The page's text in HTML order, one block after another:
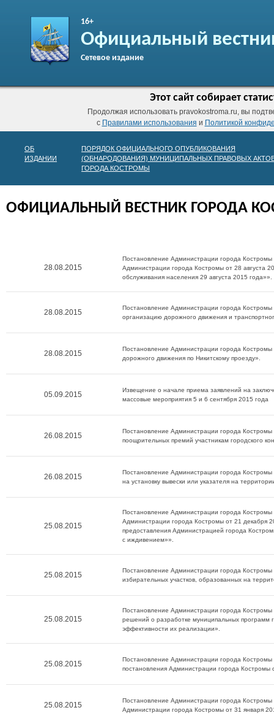
16+
Официальный
Сетевое издание
Этот сайт собирает
Продолжая использовать pravokostroma.ru, вы
с Правилами использования и Политикой
ОБ
ИЗДАНИИ
ПОРЯДОК ОФИЦИАЛЬНОГО ОПУБЛИКОВАНИЯ
(ОБНАРОДОВАНИЯ) МУНИЦИПАЛЬНЫХ ПРАВОВЫХ
ГОРОДА КОСТРОМЫ
ОФИЦИАЛЬНЫЙ ВЕСТНИК ГОРОДА
28.08.2015
Постановление Администрации города
Администрации города Костромы от 28 августа
обслуживания населения 29 августа 2015 года»».
28.08.2015
Постановление Администрации города
организацию дорожного движения и
28.08.2015
Постановление Администрации города
дорожного движения по Никитскому проезду».
05.09.2015
Извещение о начале приема заявлений на
массовые мероприятия 5 и 6 сентября 2015 года
26.08.2015
Постановление Администрации города
поощрительных премий участникам городского
26.08.2015
Постановление Администрации города
на установку вывески или указателя на
25.08.2015
Постановление Администрации города
Администрации города Костромы от 21 декабря
предоставления Администрацией города
с иждивением»».
25.08.2015
Постановление Администрации города
избирательных участков, образованных на
25.08.2015
Постановление Администрации города
решений о разработке муниципальных программ
эффективности их реализации».
25.08.2015
Постановление Администрации города
постановления Администрации города Костромы
25.08.2015
Постановление Администрации города
Администрации города Костромы от 31 января